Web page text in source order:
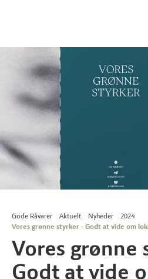
Gode Råvarer Aktuelt Nyheder
2024
Vores grønne styrker - Godt at vide om
Vores grønne
Godt at vide